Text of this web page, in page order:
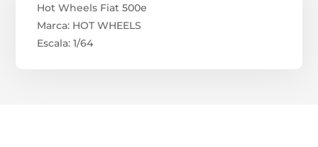
Hot Wheels Fiat 500e
Marca: HOT WHEELS
Escala: 1/64